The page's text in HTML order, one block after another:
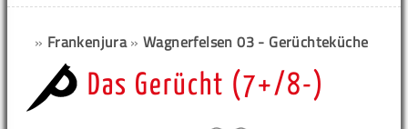
» Frankenjura»Wagnerfelsen 03 - Gerüchteküche
Das Gerücht (7+/8-)